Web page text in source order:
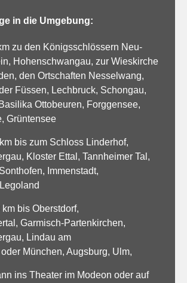
in die Umgebung:
zu den Königsschlössern Neu­
Hohenschwangau, zur Wieskirche
den Ortschaften Nesselwang,
Füssen, Lechbruck, Schongau,
Ottobeuren, Forggensee,
Grüntensee
bis zum Schloss Linderhof,
Kloster Ettal, Tannheimer Tal,
Immenstadt,
bis Oberstdorf,
Garmisch-Partenkirchen,
Lindau am
München, Augsburg, Ulm,
ins Theater im Modeon oder auf